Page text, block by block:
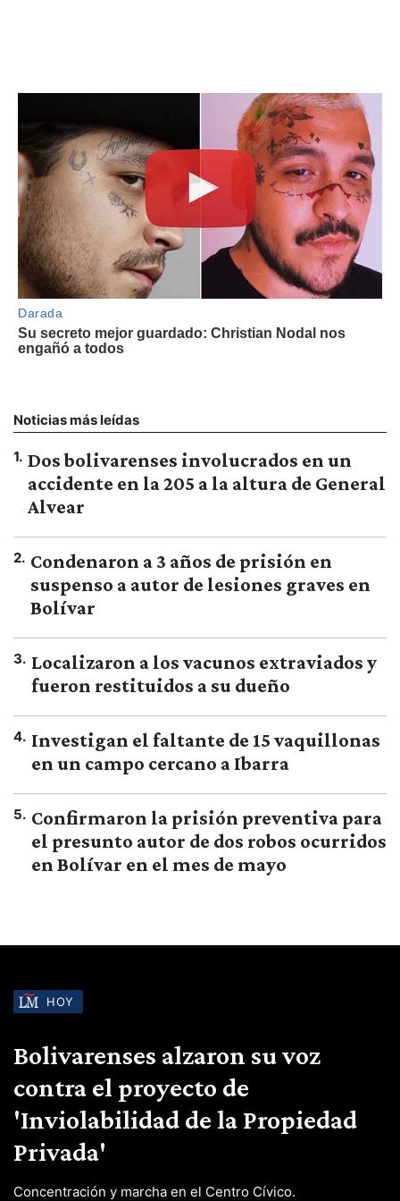
Noticias más leídas
1. Dos bolivarenses involucrados en un
accidente en la 205 a la altura de General
Alvear
2. Condenaron a 3 años de prisión en
suspenso a autor de lesiones graves en
Bolívar
3. Localizaron a los vacunos extraviados y
fueron restituidos a su dueño
4. Investigan el faltante de 15 vaquillonas
en un campo cercano a Ibarra
5. Confirmaron la prisión preventiva para
el presunto autor de dos robos ocurridos
en Bolívar en el mes de mayo
HOY
Bolivarenses alzaron su voz
contra el proyecto de
'Inviolabilidad de la Propiedad
Privada'
Concentración y marcha en el Centro Cívico.